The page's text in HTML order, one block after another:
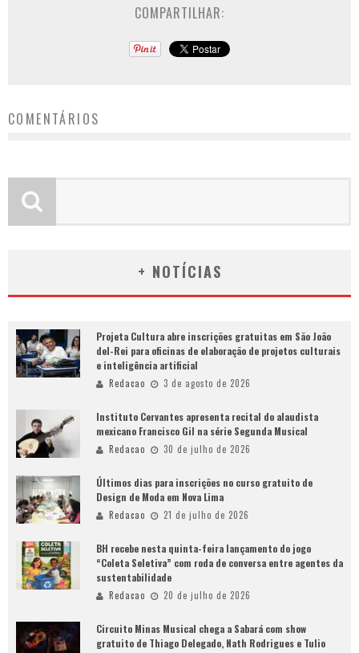
COMPARTILHAR:
COMENTÁRIOS
+ NOTÍCIAS
Projeta Cultura abre inscrições gratuitas em São João
del-Rei para oficinas de elaboração de projetos culturais
e inteligência artificial
Redacao 3 de agosto de 2026
Instituto Cervantes apresenta recital do alaudista
mexicano Francisco Gil na série Segunda Musical
Redacao 30 de julho de 2026
Últimos dias para inscrições no curso gratuito de
Design de Moda em Nova Lima
Redacao 21 de julho de 2026
BH recebe nesta quinta-feira lançamento do jogo
“Coleta Seletiva” com roda de conversa entre agentes da
sustentabilidade
Redacao 20 de julho de 2026
Circuito Minas Musical chega a Sabará com show
gratuito de Thiago Delegado, Nath Rodrigues e Tulio